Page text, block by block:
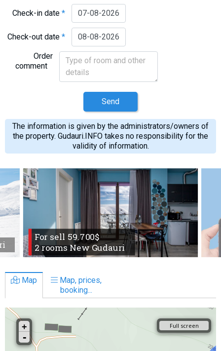
Check-in date*
Check-out date*
Order
comment
Send
The information is given by the administrators/owners of
the property. Gudauri.INFO takes no responsibility for the
validity of information.
For sell 59.700$
2 rooms New Gudauri
Map
Map, prices,
booking...